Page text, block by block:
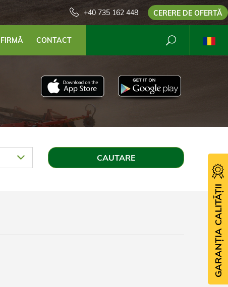
+40 735 162 448 CERERE DE OFERTĂ
CONTACT
GARANȚIA CALITĂȚII